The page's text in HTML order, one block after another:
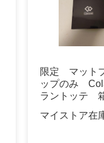
限定 マット
ップのみ
ラントッテ
マイストア在